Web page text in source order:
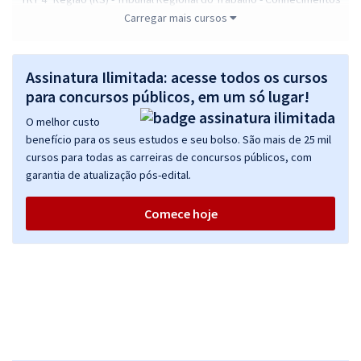
Básicos para Todos os Cargos (Pré-edital)
25,32
Economize R$ 75,96 (-20%)
Comprar
TRT 4ª Região (RS) - Tribunal Regional do Trabalho - Analista
Judiciário - Área: Tecnologia da Informação (Pré-Edital)
à vista
ou 12x deR$32,65
Carregar mais cursos
Assinatura Ilimitada: acesse todos os cursos
para concursos públicos, em um só lugar!
O melhor custo
benefício para os seus estudos e seu bolso. São mais de 25 mil
cursos para todas as carreiras de concursos públicos, com
garantia de atualização pós-edital.
Comece hoje